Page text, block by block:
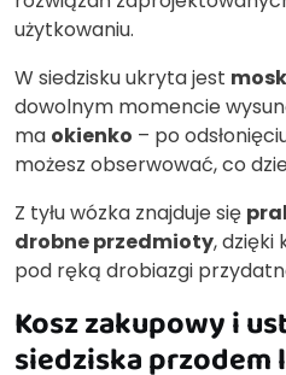
użytkowaniu.
W siedzisku ukryta jest
dowolnym momencie
ma okienko – po
możesz obserwować, co
Z tyłu wózka znajduje się
drobne przedmioty, dzięki
pod ręką drobiazgi
Kosz zakupowy i
siedziska przodem